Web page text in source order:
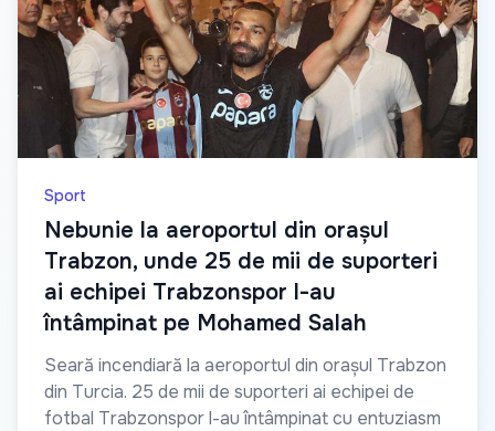
Sport
Nebunie la aeroportul din orașul
Trabzon, unde 25 de mii de suporteri
ai echipei Trabzonspor l-au
întâmpinat pe Mohamed Salah
Seară incendiară la aeroportul din orașul Trabzon
din Turcia. 25 de mii de suporteri ai echipei de
fotbal Trabzonspor l-au întâmpinat cu entuziasm